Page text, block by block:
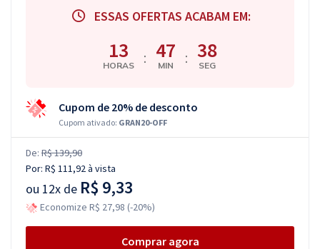
ESSAS OFERTAS ACABAM EM:
13
HORAS : 47
MIN : 37
SEG
Cupom de 20% de desconto
Cupom ativado: GRAN20-OFF
De: R$ 139,90
Por: R$ 111,92à vista
ou 12x de R$ 9,33
Economize R$ 27,98 (-20%)
Comprar agora